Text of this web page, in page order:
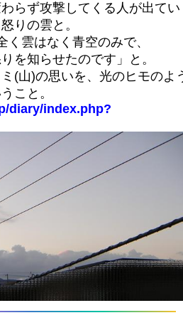
らず攻撃してくる人が出てい
りの雲と。
く雲はなく青空のみで、
を知らせたのです」と。
ミ(山)の思いを、光のヒモのよ
こと。
diary/index.php?